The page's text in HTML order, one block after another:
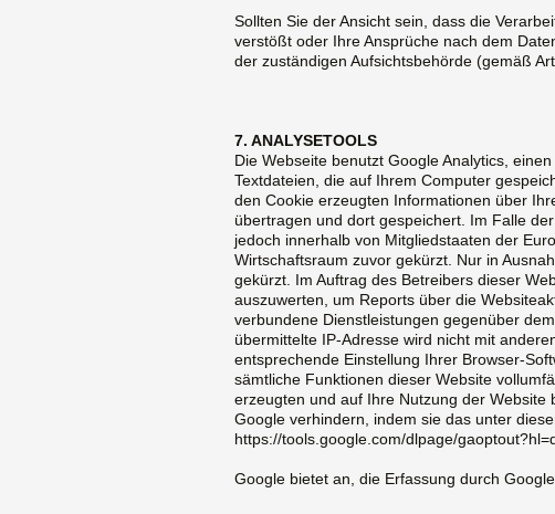
Sollten Sie der Ansicht sein, dass die
verstößt oder Ihre Ansprüche nach dem
der zuständigen Aufsichtsbehörde (gemäß
7. ANALYSETOOLS
Die Webseite benutzt Google Analytics,
Textdateien, die auf Ihrem Computer
den Cookie erzeugten Informationen über
übertragen und dort gespeichert. Im Falle
jedoch innerhalb von Mitgliedstaaten der
Wirtschaftsraum zuvor gekürzt. Nur in
gekürzt. Im Auftrag des Betreibers dieser
auszuwerten, um Reports über die
verbundene Dienstleistungen gegenüber
übermittelte IP-Adresse wird nicht mit
entsprechende Einstellung Ihrer Browser-
sämtliche Funktionen dieser Website
erzeugten und auf Ihre Nutzung der
Google verhindern, indem sie das unter
https://tools.google.com/dlpage/
Google bietet an, die Erfassung durch